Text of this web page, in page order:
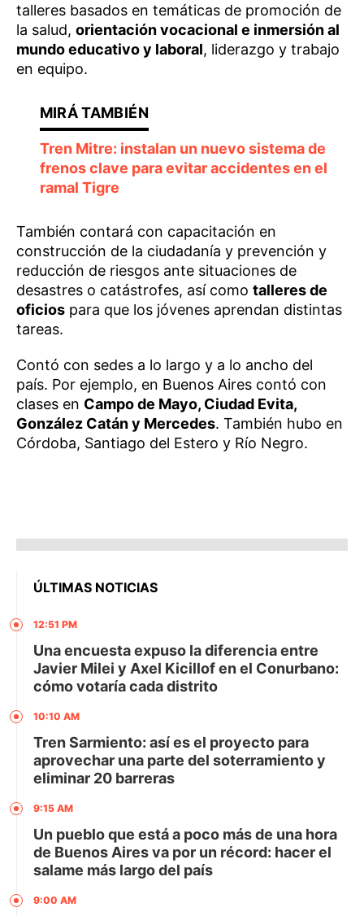
talleres basados en temáticas de promoción de
la salud, orientación vocacional e inmersión al
mundo educativo y laboral, liderazgo y trabajo
en equipo.
Tren Mitre: instalan un nuevo sistema de
frenos clave para evitar accidentes en el
ramal Tigre
También contará con capacitación en
construcción de la ciudadanía y prevención y
reducción de riesgos ante situaciones de
desastres o catástrofes, así como talleres de
oficios para que los jóvenes aprendan distintas
tareas.
Contó con sedes a lo largo y a lo ancho del
país. Por ejemplo, en Buenos Aires contó con
clases en Campo de Mayo, Ciudad Evita,
González Catán y Mercedes. También hubo en
Córdoba, Santiago del Estero y Río Negro.
ÚLTIMAS NOTICIAS
12:51 PM
Una encuesta expuso la diferencia entre
Javier Milei y Axel Kicillof en el Conurbano:
cómo votaría cada distrito
10:10 AM
Tren Sarmiento: así es el proyecto para
aprovechar una parte del soterramiento y
eliminar 20 barreras
9:15 AM
Un pueblo que está a poco más de una hora
de Buenos Aires va por un récord: hacer el
salame más largo del país
9:00 AM